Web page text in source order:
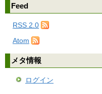
Feed
RSS 2.0
Atom
メタ情報
ログイン